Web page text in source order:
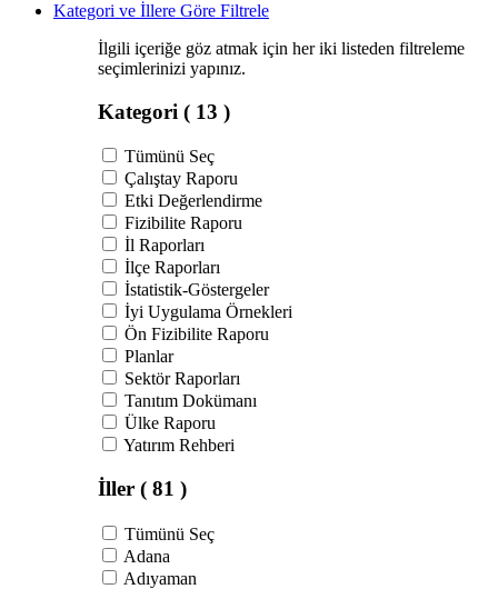
Kategori ve İllere Göre Filtrele
İlgili içeriğe göz atmak için her iki listeden filtreleme
seçimlerinizi yapınız.
Kategori ( 13 )
Tümünü Seç
Çalıştay Raporu
Etki Değerlendirme
Fizibilite Raporu
İl Raporları
İlçe Raporları
İstatistik-Göstergeler
İyi Uygulama Örnekleri
Ön Fizibilite Raporu
Planlar
Sektör Raporları
Tanıtım Dokümanı
Ülke Raporu
Yatırım Rehberi
İller ( 81 )
Tümünü Seç
Adana
Adıyaman